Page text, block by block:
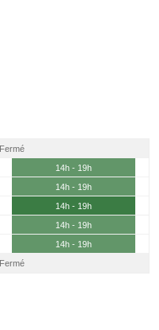
Fermé
14h - 19h
14h - 19h
14h - 19h
14h - 19h
14h - 19h
Fermé